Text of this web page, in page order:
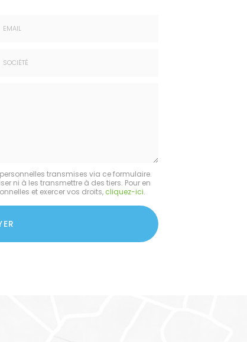
transmises via ce formulaire.
ni à les transmettre à des tiers. Pour en
et exercer vos droits, cliquez-ici.